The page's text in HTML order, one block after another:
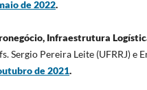
de 2022.
Infraestrutura
Sergio Pereira Leite (UFRRJ) e
de 2021.